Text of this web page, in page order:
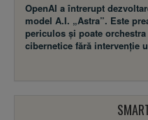
OpenAI a întrerupt
model A.I. „Astra”. Este
periculos și poate orchestra
cibernetice fără intervenție